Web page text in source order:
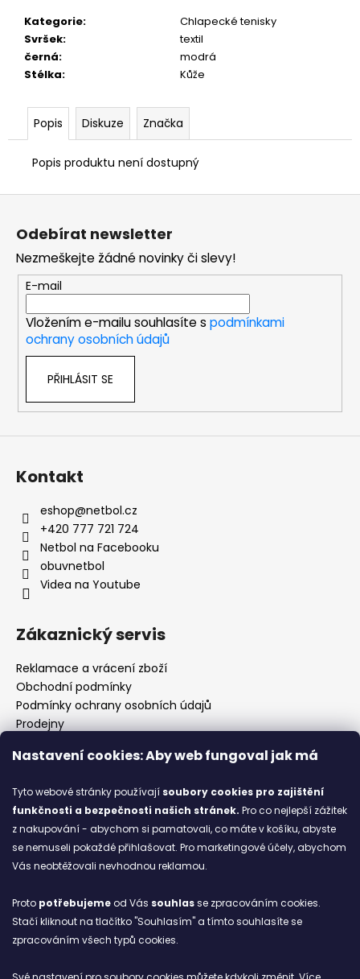
Nastavení cookies: Aby web fungoval jak má
Tyto webové stránky používají soubory cookies pro zajištění
funkčnosti a bezpečnosti našich stránek. Pro co nejlepší zážitek
z nakupování - abychom si pamatovali, co máte v košíku, abyste
se nemuseli pokaždé přihlašovat. Pro marketingové účely, abychom
Vás neobtěžovali nevhodnou reklamou.
Proto potřebujemeod Vás souhlasse zpracováním cookies.
Stačí kliknout na tlačítko "Souhlasím" a tímto souhlasíte se
zpracováním všech typů cookies.
Kategorie:
Chlapecké tenisky
Svršek:
textil
černá:
modrá
Stélka: Kůže
Popis Diskuze Značka
Popis produktu není dostupný
PRIMIGI
2418511
898
Z
Odebírat newsletter
Nezmeškejte žádné novinky či slevy!
E-mail
Vložením e-mailu souhlasíte s podmínkami
ochrany osobních údajů
PŘIHLÁSIT SE
Kontakt
eshop@netbol.cz
+420 777 721 724
Netbol na Facebooku
obuvnetbol
Videa na Youtube
Zákaznický servis
Reklamace a vrácení zboží
Obchodní podmínky
Podmínky ochrany osobních údajů
Prodejny
Značky
Blog
Ze starých bot staronové
ARCHIV